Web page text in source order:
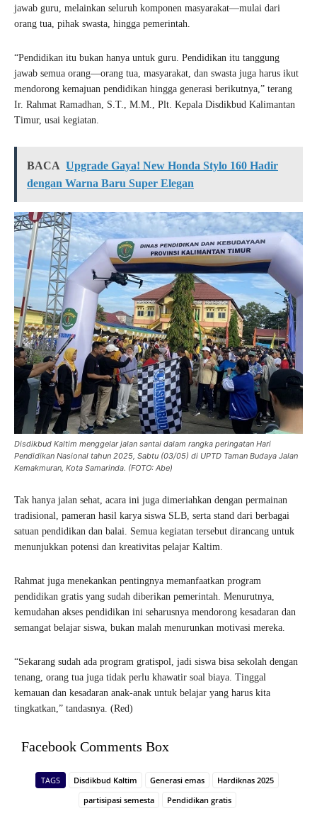
jawab guru, melainkan seluruh komponen masyarakat—mulai dari
orang tua, pihak swasta, hingga pemerintah.
“Pendidikan itu bukan hanya untuk guru. Pendidikan itu tanggung
jawab semua orang—orang tua, masyarakat, dan swasta juga harus ikut
mendorong kemajuan pendidikan hingga generasi berikutnya,” terang
Ir. Rahmat Ramadhan, S.T., M.M., Plt. Kepala Disdikbud Kalimantan
Timur, usai kegiatan.
BACA Upgrade Gaya! New Honda Stylo 160 Hadir
dengan Warna Baru Super Elegan
Disdikbud Kaltim menggelar jalan santai dalam rangka peringatan Hari
Pendidikan Nasional tahun 2025, Sabtu (03/05) di UPTD Taman Budaya Jalan
Kemakmuran, Kota Samarinda. (FOTO: Abe)
Tak hanya jalan sehat, acara ini juga dimeriahkan dengan permainan
tradisional, pameran hasil karya siswa SLB, serta stand dari berbagai
satuan pendidikan dan balai. Semua kegiatan tersebut dirancang untuk
menunjukkan potensi dan kreativitas pelajar Kaltim.
Rahmat juga menekankan pentingnya memanfaatkan program
pendidikan gratis yang sudah diberikan pemerintah. Menurutnya,
kemudahan akses pendidikan ini seharusnya mendorong kesadaran dan
semangat belajar siswa, bukan malah menurunkan motivasi mereka.
“Sekarang sudah ada program gratispol, jadi siswa bisa sekolah dengan
tenang, orang tua juga tidak perlu khawatir soal biaya. Tinggal
kemauan dan kesadaran anak-anak untuk belajar yang harus kita
tingkatkan,” tandasnya. (Red)
Facebook Comments Box
TAGS Disdikbud Kaltim Generasi emas
Hardiknas 2025
partisipasi semesta
Pendidikan gratis